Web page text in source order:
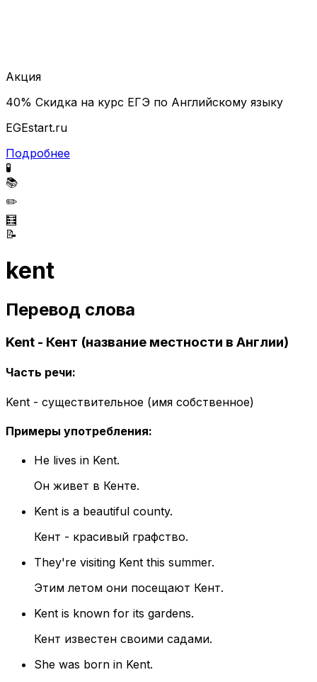
Акция
40% Скидка на курс ЕГЭ по Английскому языку
EGEstart.ru
Подробнее
🧪
📚
✏️
🧮
📝
kent
Перевод слова
Kent - Кент (название местности в Англии)
Часть речи:
Kent - существительное (имя собственное)
Примеры употребления:
He lives in Kent.
Он живет в Кенте.
Kent is a beautiful county.
Кент - красивый графство.
They're visiting Kent this summer.
Этим летом они посещают Кент.
Kent is known for its gardens.
Кент известен своими садами.
She was born in Kent.